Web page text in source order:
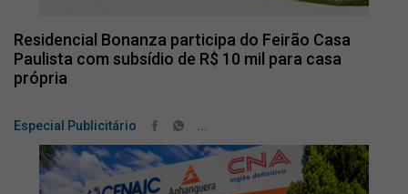
Residencial Bonanza participa do Feirão Casa
Paulista com subsídio de R$ 10 mil para casa
própria
Especial Publicitário ...